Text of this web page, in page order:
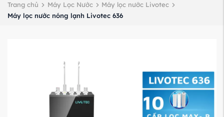
Trang chủ Máy Lọc Nước
Máy lọc nước Livotec
Máy lọc nước nóng lạnh Livotec 636